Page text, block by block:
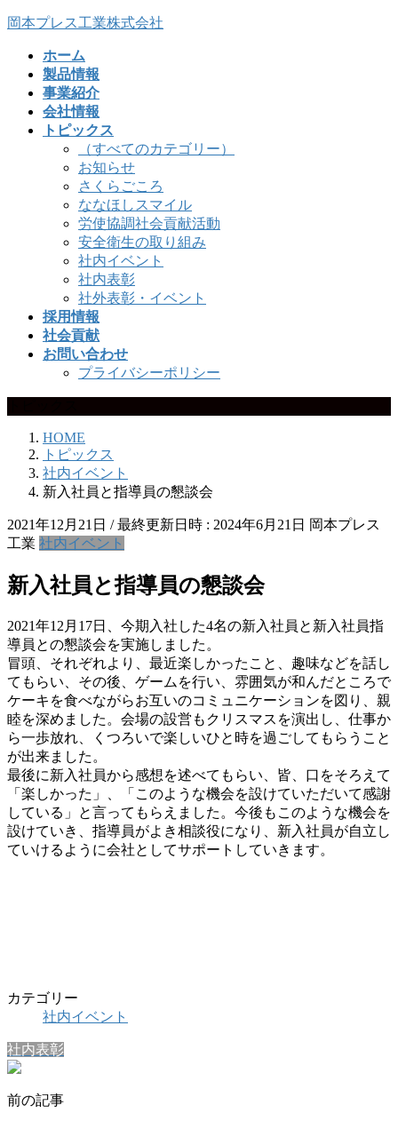
コ
ナ
岡本プレス工業株式会社
ホーム
製品情報
事業紹介
会社情報
トピックス
（すべてのカテゴリー）
お知らせ
さくらごころ
ななほしスマイル
労使協調社会貢献活動
安全衛生の取り組み
社内イベント
社内表彰
社外表彰・イベント
採用情報
社会貢献
お問い合わせ
プライバシーポリシー
HOME
トピックス
社内イベント
新入社員と指導員の懇談会
2021年12月21日 / 最終更新日時 : 2024年6月21日 岡本プレス
工業 社内イベント
新入社員と指導員の懇談会
2021年12月17日、今期入社した4名の新入社員と新入社員指
導員との懇談会を実施しました。
冒頭、それぞれより、最近楽しかったこと、趣味などを話し
てもらい、その後、ゲームを行い、雰囲気が和んだところで
ケーキを食べながらお互いのコミュニケーションを図り、親
睦を深めました。会場の設営もクリスマスを演出し、仕事か
ら一歩放れ、くつろいで楽しいひと時を過ごしてもらうこと
が出来ました。
最後に新入社員から感想を述べてもらい、皆、口をそろえて
「楽しかった」、「このような機会を設けていただいて感謝
している」と言ってもらえました。今後もこのような機会を
設けていき、指導員がよき相談役になり、新入社員が自立し
ていけるように会社としてサポートしていきます。
カテゴリー
社内イベント
社内表彰
前の記事